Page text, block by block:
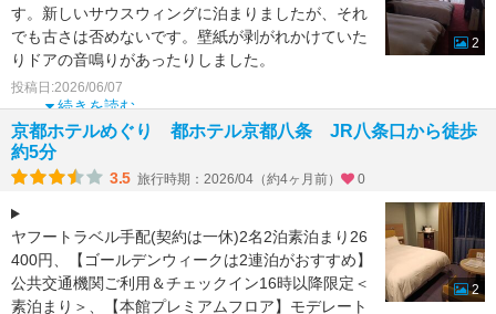
す。新しいサウスウィングに泊まりましたが、それ
でも古さは否めないです。壁紙が剥がれかけていた
りドアの音鳴りがあったりしました。
コネクティングルームに泊
続きを読む
投稿日:2026/06/07
2
京都ホテルめぐり 都ホテル京都八条 JR八条口から徒歩
約5分
3.5 旅行時期：2026/04（約4ヶ月前） 0
ヤフートラベル手配(契約は一休)2名2泊素泊まり26
400円、【ゴールデンウィークは2連泊がおすすめ】
公共交通機関ご利用＆チェックイン16時以降限定＜
素泊まり＞、【本館プレミアムフロア】モデレート
2